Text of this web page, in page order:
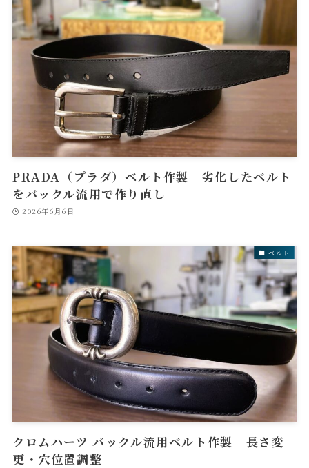
PRADA（プラダ）ベルト作製｜劣化したベルト
をバックル流用で作り直し
2026年6月6日
ベルト
クロムハーツ バックル流用ベルト作製｜長さ変
更・穴位置調整